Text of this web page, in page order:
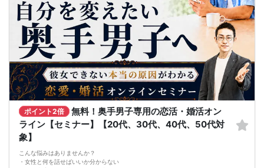
・本人様確認について
受付にて公的な本人確認書類（免許証、保険証など）をご提示いただきますの
で、ご予約時は必ず本名をご入力ください。
・遅刻について
遅刻は他の参加者様のご迷惑となるため、厳禁です。お時間に余裕を持ってお越
しください。
・中止判断タイミング・中止連絡
最少催行人数に満たない場合など、ご予約状況により、開催を中止する場合がご
ざいます。その場合、開催時刻の最大90分前までにご連絡いたします。※ただし、
90分前を切って急なご予約のキャンセルや天災等が発生した場合はこの限りでは
ありません。開催中止となった場合のご連絡は、ご登録のメールアドレスへお送
りいたします。
・男女比について
男女差が2名以内程度になるよう人数調整を行っておりますが、ご予約のキャンセ
ル等によりバランスが崩れる場合がございます。バランスが崩れたことによる返
金等は一切ございませんので予めご了承ください。
最少催行人数：ご予約人数4名以上
最大催行人数：ご予約人数18名程度
ポイント2倍
無料！奥手男子専用の恋活・婚活オン
ライン【セミナー】【20代、30代、40代、50代対
象】
こんな悩みはありませんか？
・女性と何を話せばいいか分からない